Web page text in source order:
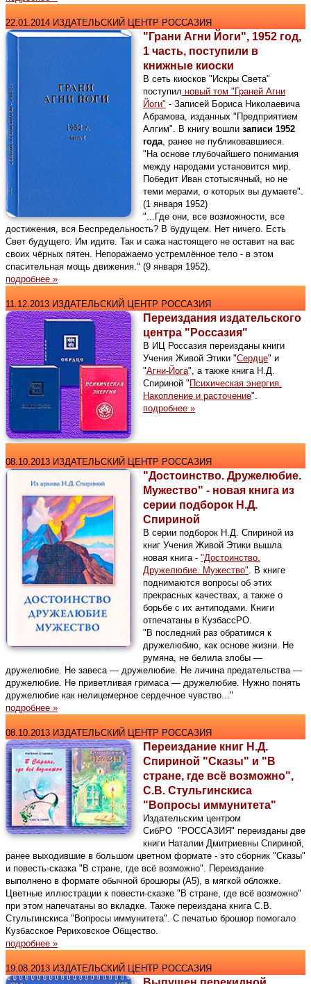
22.01.2014 ИЗДАТЕЛЬСКИЙ ЦЕНТР РОССАЗИЯ
"Грани Агни Йоги", 1952 год,
1 часть, поступили в
книжные киоски
В сеть киосков "Искры Света"
поступил новый том "Граней Агни
Йоги" - Записей Бориса Николаевича
Абрамова, изданных "Предприятием
Алгим". В книгу вошли записи 1952
года, ранее не публиковавшиеся.
"На основе глубочайшего понимания
между народами установится мир.
Победит Иван стотысячный, но не
теми мерами, о которых вы думаете".
(1 января 1952)
"...Где они, все возможности, все
достижения, вся Беспредельность? В будущем. Нет ничего. Есть
Свет будущего. Им идите. Так и сажа настоящего не оставит на вас
своих чёрных пятен. Непоражаемо устремлённое тело - в этом
спасительная мощь движения." (9 января 1952).
подробнее »
11.12.2013 ИЗДАТЕЛЬСКИЙ ЦЕНТР РОССАЗИЯ
Переиздания издательского
центра "Россазия"
В ИЦ Россазия переизданы книги
Учения Живой Этики "Сердце" и
"Агни-Йога", а также книга Н.Д.
Спириной " Психическая энергия.
Накопление и расточение".
подробнее »
08.10.2013 ИЗДАТЕЛЬСКИЙ ЦЕНТР РОССАЗИЯ
"Достоинство. Дружелюбие.
Мужество" - новая книга из
серии подборок Н.Д.
Спириной
В серии подборок Н.Д. Спириной из
книг Учения Живой Этики вышла
новая книга - "Достоинство.
Дружелюбие. Мужество" . В книге
поднимаются вопросы об этих
прекрасных качествах, а также о
борьбе с их антиподами. Книги
отпечатаны в КузбассРО.
"В последний раз обратимся к
дружелюбию, как основе жизни. Не
румяна, не белила злобы —
дружелюбие. Не завеса — дружелюбие. Не личина предательства —
дружелюбие. Не приветливая гримаса — дружелюбие. Нужно понять
дружелюбие как нелицемерное сердечное чувство..."
подробнее »
08.10.2013 ИЗДАТЕЛЬСКИЙ ЦЕНТР РОССАЗИЯ
Переиздание книг Н.Д.
Спириной "Сказы" и "В
стране, где всё возможно",
С.В. Стульгинскиса
"Вопросы иммунитета"
Издательским центром
СибРО "РОССАЗИЯ" переизданы две
книги Наталии Дмитриевны Спириной,
ранее выходившие в большом цветном формате - это сборник "Сказы"
и повесть-сказка "В стране, где всё возможно". Переиздание
выполнено в формате обычной брошюры (А5), в мягкой обложке.
Цветные иллюстрации к повести-сказке "В стране, где всё возможно"
при этом напечатаны во вкладке. Также переиздана книга С.В.
Стульгинскиса "Вопросы иммунитета". С печатью брошюр помогало
Кузбасское Рериховское Общество.
подробнее »
19.08.2013 ИЗДАТЕЛЬСКИЙ ЦЕНТР РОССАЗИЯ